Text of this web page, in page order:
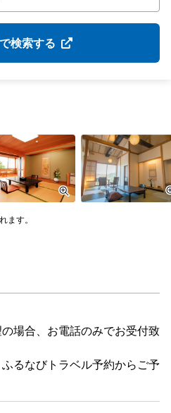
検索する
ます。
場合、お電話のみでお受付致
るなびトラベル予約からご予